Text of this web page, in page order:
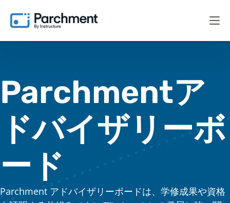
Parchmentア
ドバイザリーボ
ード
Parchment アドバイザリーボードは、学修成果や資格